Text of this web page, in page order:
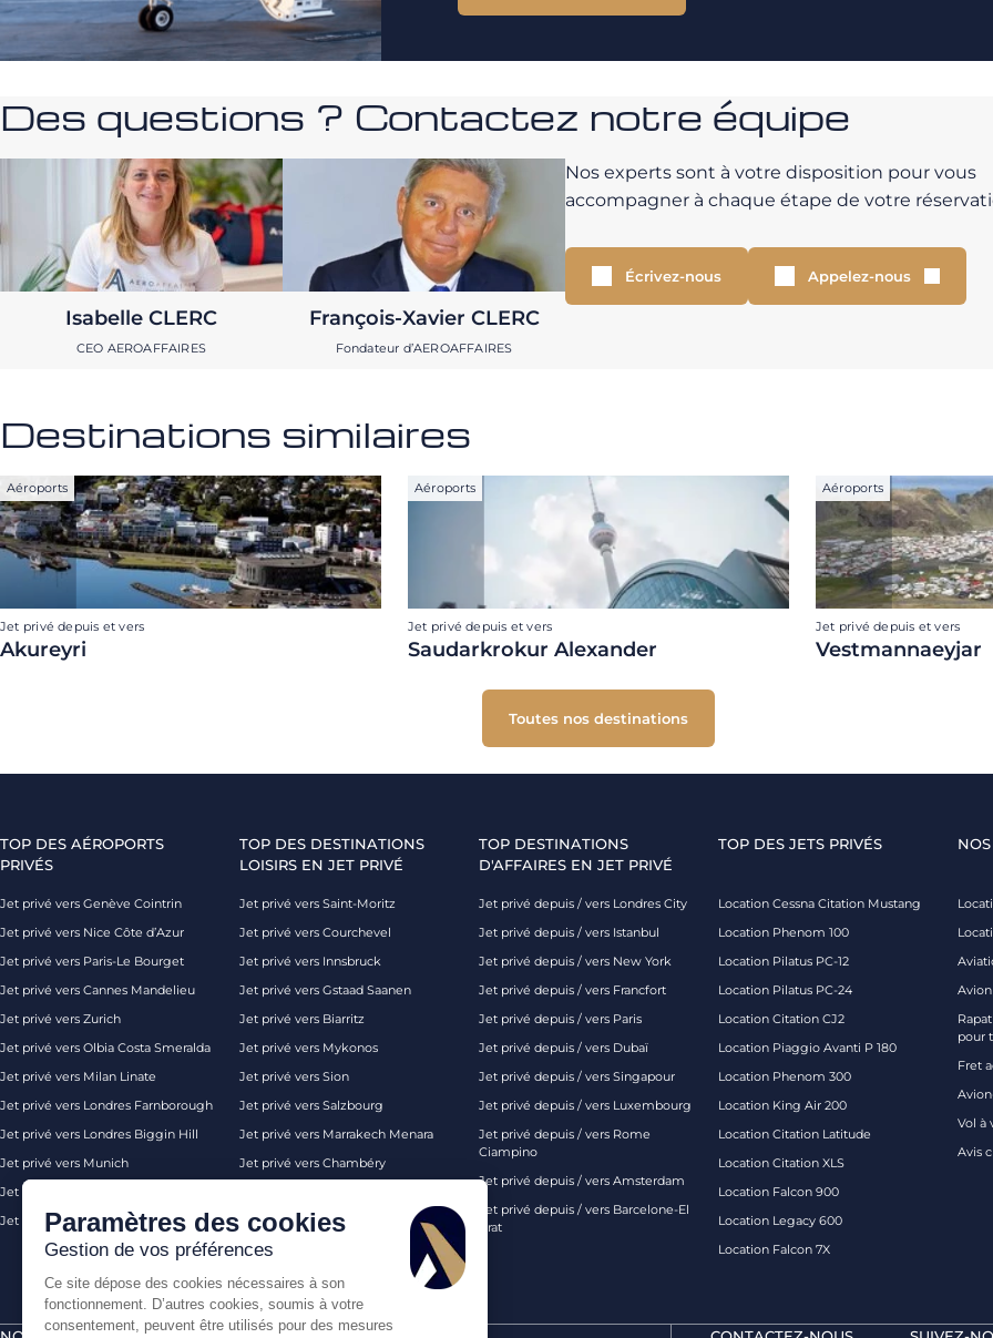
Des questions ? Contactez notre équipe
Isabelle CLERC
CEO AEROAFFAIRES
François-Xavier CLERC
Fondateur d’AEROAFFAIRES
Nos experts sont à votre disposition pour vous
accompagner à chaque étape de votre
Écrivez-nous Appelez-nous
Destinations similaires
Aéroports
Jet privé depuis et vers
Akureyri
Aéroports
Jet privé depuis et vers
Saudarkrokur Alexander
Aéroports
Jet privé depuis et vers
Vestmannaeyjar
Toutes nos destinations
TOP DES AÉROPORTS
PRIVÉS
Jet privé vers Genève Cointrin
Jet privé vers Nice Côte d’Azur
Jet privé vers Paris-Le Bourget
Jet privé vers Cannes Mandelieu
Jet privé vers Zurich
Jet privé vers Olbia Costa Smeralda
Jet privé vers Milan Linate
Jet privé vers Londres Farnborough
Jet privé vers Londres Biggin Hill
Jet privé vers Munich
Jet privé vers Monaco
Jet privé vers Palma de Majorque
TOP DES DESTINATIONS
LOISIRS EN JET PRIVÉ
Jet privé vers Saint-Moritz
Jet privé vers Courchevel
Jet privé vers Innsbruck
Jet privé vers Gstaad Saanen
Jet privé vers Biarritz
Jet privé vers Mykonos
Jet privé vers Sion
Jet privé vers Salzbourg
Jet privé vers Marrakech Menara
Jet privé vers Chambéry
Jet privé vers Londres
TOP DESTINATIONS
D'AFFAIRES EN JET PRIVÉ
Jet privé depuis / vers Londres City
Jet privé depuis / vers Istanbul
Jet privé depuis / vers New York
Jet privé depuis / vers Francfort
Jet privé depuis / vers Paris
Jet privé depuis / vers Dubaï
Jet privé depuis / vers Singapour
Jet privé depuis / vers Luxembourg
Jet privé depuis / vers Rome
Ciampino
Jet privé depuis / vers Amsterdam
Jet privé depuis / vers Barcelone-El
Prat
TOP DES JETS PRIVÉS
Location Cessna Citation Mustang
Location Phenom 100
Location Pilatus PC-12
Location Pilatus PC-24
Location Citation CJ2
Location Piaggio Avanti P 180
Location Phenom 300
Location King Air 200
Location Citation Latitude
Location Citation XLS
Location Falcon 900
Location Legacy 600
Location Falcon 7X
pour
Fret
Vol à
Avis
Paramètres des cookies
Gestion de vos préférences
Ce site dépose des cookies nécessaires à son
fonctionnement. D’autres cookies, soumis à votre
consentement, peuvent être utilisés pour des mesures